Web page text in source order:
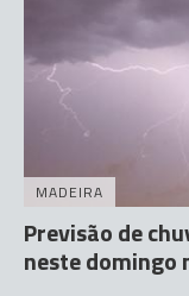
MADEIRA
Previsão de
neste domingo